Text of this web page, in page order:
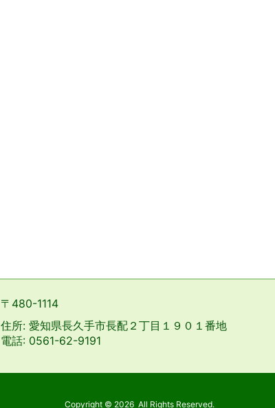
〒480-1114
住所: 愛知県長久手市長配２丁目１９０１番地
電話: 0561-62-9191
Copyright © 2026 All Rights Reserved.